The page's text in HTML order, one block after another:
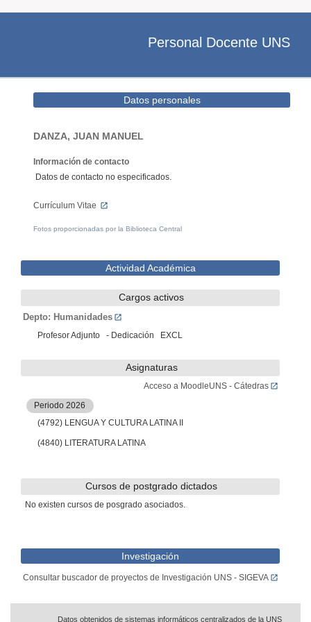
Personal Docente UNS
Datos personales
DANZA, JUAN MANUEL
Información de contacto
Datos de contacto no especificados.
Currículum Vitae
Fotos proporcionadas por la Biblioteca Central
Actividad Académica
Cargos activos
Depto: Humanidades
Profesor Adjunto - Dedicación EXCL
Asignaturas
Acceso a MoodleUNS - Cátedras
Periodo 2026
(4792) LENGUA Y CULTURA LATINA II
(4840) LITERATURA LATINA
Cursos de postgrado dictados
No existen cursos de posgrado asociados.
Investigación
Consultar buscador de proyectos de Investigación UNS - SIGEVA
Datos obtenidos de sistemas informáticos centralizados de la UNS